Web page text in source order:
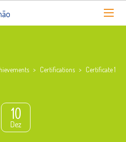
> Certifications > Certificate 1
10
Dez